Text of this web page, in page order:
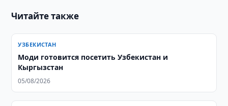
Читайте также
УЗБЕКИСТАН
Моди готовится посетить Узбекистан и
Кыргызстан
05/08/2026